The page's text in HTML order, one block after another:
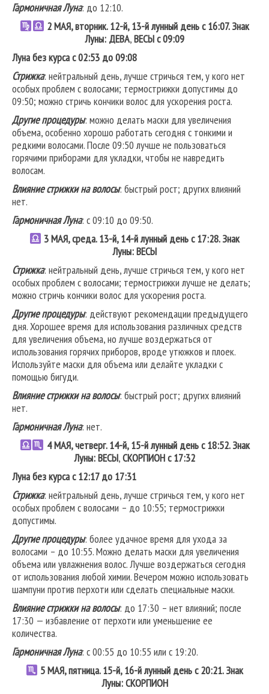
Гармоничная Луна: до 12:10.
2 МАЯ, вторник. 12-й, 13-й лунный день с 16:07. Знак
Луны: ДЕВА,ВЕСЫс 09:09
Луна без курса с 02:53 до 09:08
Стрижка: нейтральный день, лучше стричься тем, у кого нет
особых проблем с волосами; термострижки допустимы до
09:50; можно стричь кончики волос для ускорения роста.
Другие процедуры: можно делать маски для увеличения
объема, особенно хорошо работать сегодня с тонкими и
редкими волосами. После 09:50 лучше не пользоваться
горячими приборами для укладки, чтобы не навредить
волосам.
Влияние стрижки на волосы: быстрый рост; других влияний
нет.
Гармоничная Луна: с 09:10 до 09:50.
3 МАЯ, среда. 13-й, 14-й лунный день с 17:28. Знак
Луны: ВЕСЫ
Стрижка: нейтральный день, лучше стричься тем, у кого нет
особых проблем с волосами; термострижки лучше не делать;
можно стричь кончики волос для ускорения роста.
Другие процедуры: действуют рекомендации предыдущего
дня. Хорошее время для использования различных средств
для увеличения объема, но лучше воздержаться от
использования горячих приборов, вроде утюжков и плоек.
Используйте маски для объема или делайте укладки с
помощью бигуди.
Влияние стрижки на волосы: быстрый рост; других влияний
нет.
Гармоничная Луна: нет.
4 МАЯ, четверг. 14-й, 15-й лунный день с 18:52. Знак
Луны: ВЕСЫ,СКОРПИОНс 17:32
Луна без курса с 12:17 до 17:31
Стрижка: нейтральный день, лучше стричься тем, у кого нет
особых проблем с волосами – до 10:55; термострижки
допустимы.
Другие процедуры: более удачное время для ухода за
волосами – до 10:55. Можно делать маски для увеличения
объема или увлажнения волос. Лучше воздержаться сегодня
от использования любой химии. Вечером можно использовать
шампуни против перхоти или сделать специальные маски.
Влияние стрижки на волосы: до 17:30 – нет влияний; после
17:30 — избавление от перхоти или уменьшение ее
количества.
Гармоничная Луна: с 00:55 до 10:55 или с 19:20.
5 МАЯ, пятница. 15-й, 16-й лунный день с 20:21. Знак
Луны: СКОРПИОН